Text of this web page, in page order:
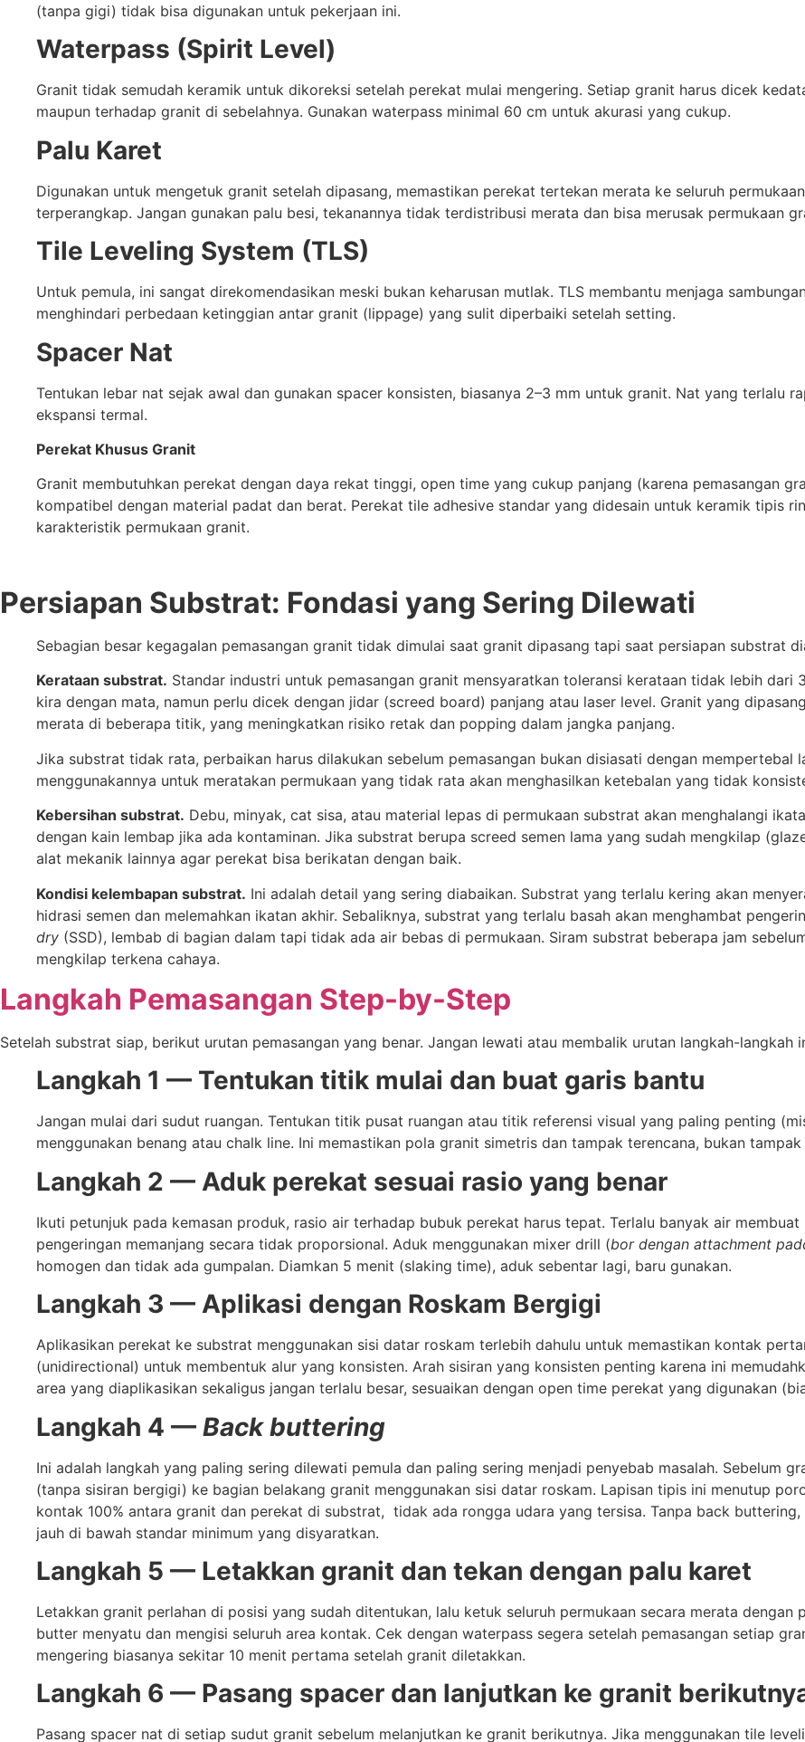
(tanpa gigi) tidak bisa digunakan untuk pekerjaan ini.
Waterpass (Spirit Level)
Granit tidak semudah keramik untuk dikoreksi setelah perekat mulai mengering. Setiap granit harus dicek
maupun terhadap granit di sebelahnya. Gunakan waterpass minimal 60 cm untuk akurasi yang cukup.
Palu Karet
Digunakan untuk mengetuk granit setelah dipasang, memastikan perekat tertekan merata ke seluruh
terperangkap. Jangan gunakan palu besi, tekanannya tidak terdistribusi merata dan bisa merusak permukaan
Tile Leveling System (TLS)
Untuk pemula, ini sangat direkomendasikan meski bukan keharusan mutlak. TLS membantu menjaga
menghindari perbedaan ketinggian antar granit (lippage) yang sulit diperbaiki setelah setting.
Spacer Nat
Tentukan lebar nat sejak awal dan gunakan spacer konsisten, biasanya 2–3 mm untuk granit. Nat yang terlalu
ekspansi termal.
Perekat Khusus Granit
Granit membutuhkan perekat dengan daya rekat tinggi, open time yang cukup panjang (karena pemasangan
kompatibel dengan material padat dan berat. Perekat tile adhesive standar yang didesain untuk keramik tipis
karakteristik permukaan granit.
Persiapan Substrat: Fondasi yang Sering Dilewati
Sebagian besar kegagalan pemasangan granit tidak dimulai saat granit dipasang tapi saat persiapan substrat
Kerataan substrat. Standar industri untuk pemasangan granit mensyaratkan toleransi kerataan tidak lebih
kira dengan mata, namun perlu dicek dengan jidar (screed board) panjang atau laser level. Granit yang
merata di beberapa titik, yang meningkatkan risiko retak dan popping dalam jangka panjang.
Jika substrat tidak rata, perbaikan harus dilakukan sebelum pemasangan bukan disiasati dengan
menggunakannya untuk meratakan permukaan yang tidak rata akan menghasilkan ketebalan yang tidak
Kebersihan substrat. Debu, minyak, cat sisa, atau material lepas di permukaan substrat akan menghalangi
dengan kain lembap jika ada kontaminan. Jika substrat berupa screed semen lama yang sudah mengkilap
alat mekanik lainnya agar perekat bisa berikatan dengan baik.
Kondisi kelembapan substrat. Ini adalah detail yang sering diabaikan. Substrat yang terlalu kering akan
hidrasi semen dan melemahkan ikatan akhir. Sebaliknya, substrat yang terlalu basah akan menghambat
dry (SSD), lembab di bagian dalam tapi tidak ada air bebas di permukaan. Siram substrat beberapa jam
mengkilap terkena cahaya.
Langkah Pemasangan Step-by-Step
Setelah substrat siap, berikut urutan pemasangan yang benar. Jangan lewati atau membalik urutan langkah-langkah
Langkah 1 — Tentukan titik mulai dan buat garis bantu
Jangan mulai dari sudut ruangan. Tentukan titik pusat ruangan atau titik referensi visual yang paling penting
menggunakan benang atau chalk line. Ini memastikan pola granit simetris dan tampak terencana, bukan
Langkah 2 — Aduk perekat sesuai rasio yang benar
Ikuti petunjuk pada kemasan produk, rasio air terhadap bubuk perekat harus tepat. Terlalu banyak air
pengeringan memanjang secara tidak proporsional. Aduk menggunakan mixer drill (bor dengan attachment
homogen dan tidak ada gumpalan. Diamkan 5 menit (slaking time), aduk sebentar lagi, baru gunakan.
Langkah 3 — Aplikasi dengan Roskam Bergigi
Aplikasikan perekat ke substrat menggunakan sisi datar roskam terlebih dahulu untuk memastikan kontak
(unidirectional) untuk membentuk alur yang konsisten. Arah sisiran yang konsisten penting karena ini
area yang diaplikasikan sekaligus jangan terlalu besar, sesuaikan dengan open time perekat yang digunakan
Langkah 4 — Back buttering
Ini adalah langkah yang paling sering dilewati pemula dan paling sering menjadi penyebab masalah. Sebelum
(tanpa sisiran bergigi) ke bagian belakang granit menggunakan sisi datar roskam. Lapisan tipis ini menutup
kontak 100% antara granit dan perekat di substrat, tidak ada rongga udara yang tersisa. Tanpa back
jauh di bawah standar minimum yang disyaratkan.
Langkah 5 — Letakkan granit dan tekan dengan palu karet
Letakkan granit perlahan di posisi yang sudah ditentukan, lalu ketuk seluruh permukaan secara merata
butter menyatu dan mengisi seluruh area kontak. Cek dengan waterpass segera setelah pemasangan setiap
mengering biasanya sekitar 10 menit pertama setelah granit diletakkan.
Langkah 6 — Pasang spacer dan lanjutkan ke granit
Pasang spacer nat di setiap sudut granit sebelum melanjutkan ke granit berikutnya. Jika menggunakan tile